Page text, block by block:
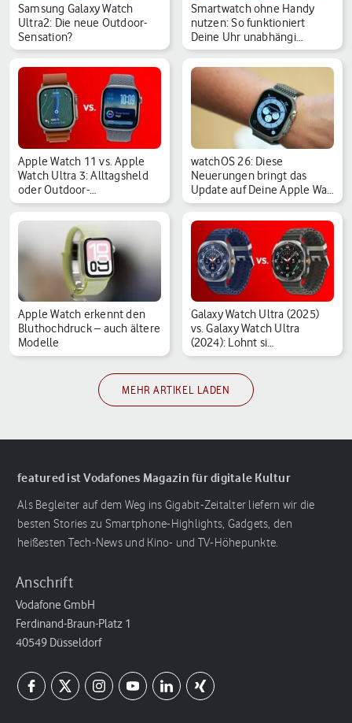
Samsung Galaxy Watch
Ultra2: Die neue Outdoor-
Sensation?
Smartwatch ohne Handy
nutzen: So funktioniert
Deine Uhr unabhängi…
Apple Watch 11 vs. Apple
Watch Ultra 3: Alltagsheld
oder Outdoor-…
watchOS 26: Diese
Neuerungen bringt das
Update auf Deine Apple Wa…
Apple Watch erkennt den
Bluthochdruck – auch ältere
Modelle
Galaxy Watch Ultra (2025)
vs. Galaxy Watch Ultra
(2024): Lohnt si…
MEHR ARTIKEL LADEN
featured ist Vodafones Magazin für digitale Kultur
Als Begleiter auf dem Weg ins Gigabit-Zeitalter liefern wir die
besten Stories zu Smartphone-Highlights, Gadgets, den
heißesten Tech-News und Kino- und TV-Höhepunkte.
Anschrift
Vodafone GmbH
Ferdinand-Braun-Platz 1
40549 Düsseldorf